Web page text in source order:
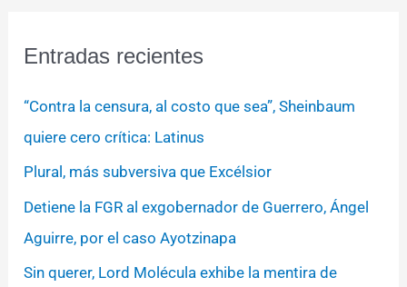
Entradas recientes
“Contra la censura, al costo que sea”, Sheinbaum
quiere cero crítica: Latinus
Plural, más subversiva que Excélsior
Detiene la FGR al exgobernador de Guerrero, Ángel
Aguirre, por el caso Ayotzinapa
Sin querer, Lord Molécula exhibe la mentira de